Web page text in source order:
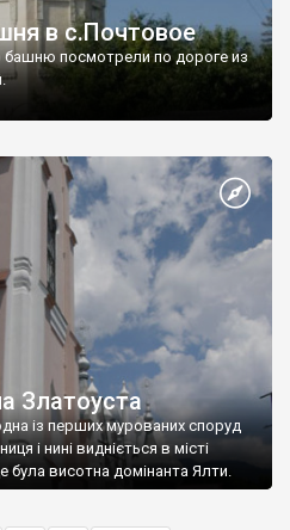
в с.Почтовое
посмотрели по дороге из
Златоуста
із перших мурованих споруд
і нині видніється в місті
була висотна домінанта Ялти.